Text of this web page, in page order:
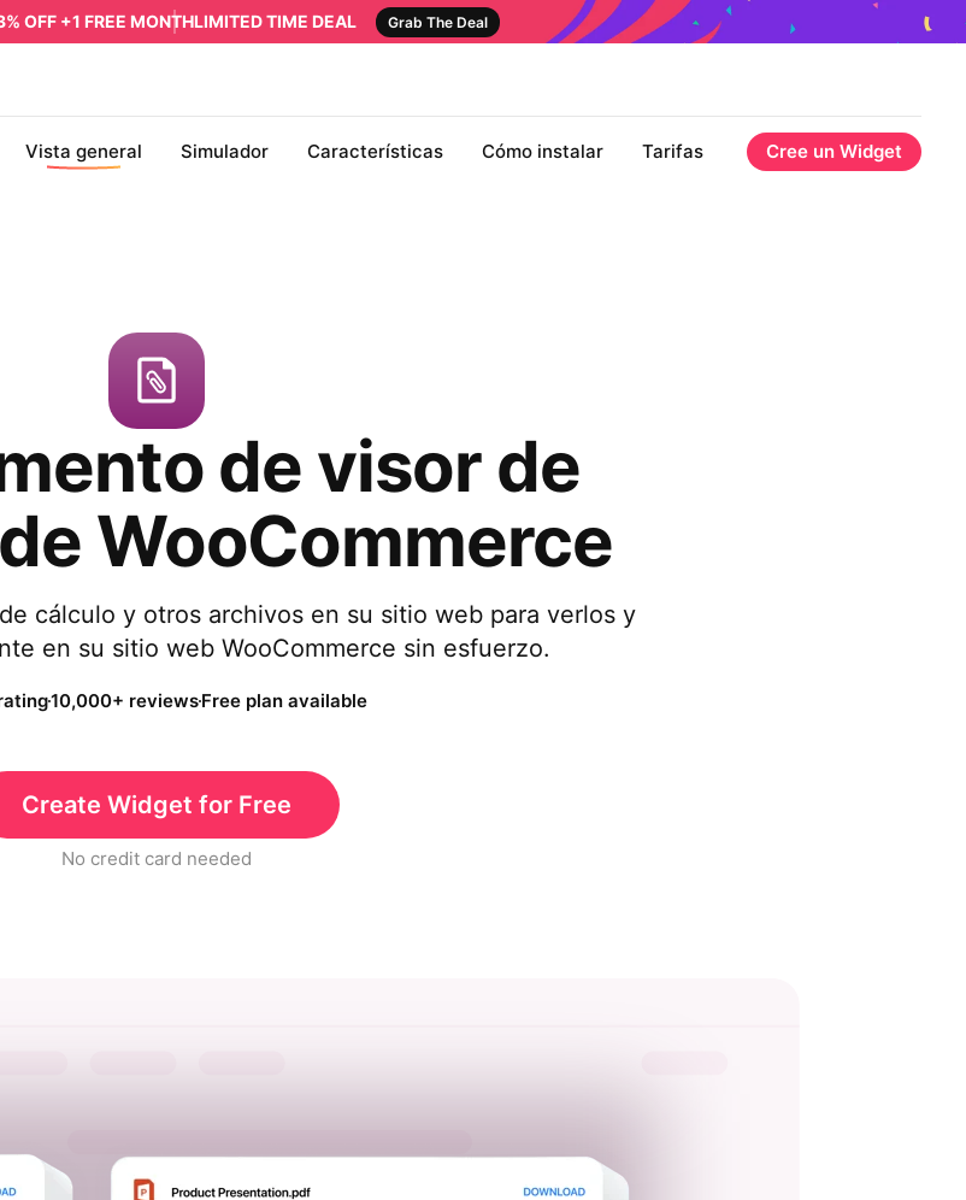
OFF +1 FREE MONTHLIMITED TIME DEAL Grab The Deal
Vista general Simulador Características Cómo instalar Tarifas Cree un Widget
de visor de
WooCommerce
cálculo y otros archivos en su sitio web para verlos y
en su sitio web WooCommerce sin esfuerzo.
10,000+ reviewsFree plan available
Create Widget for Free
No credit card needed